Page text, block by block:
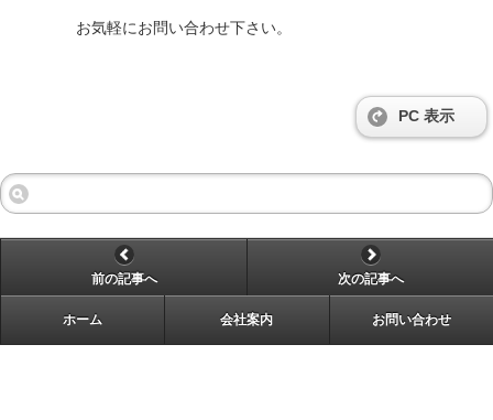
お気軽にお問い合わせ下さい。
PC 表示
前の記事へ 次の記事へ
ホーム 会社案内 お問い合わせ